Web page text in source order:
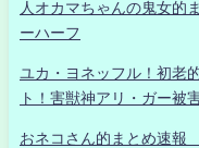
人オカマちゃんの鬼女的
ーハーフ
ユカ・ヨネッフル！初老
ト！害獣神アリ・ガー被
おネコさん的まとめ速報